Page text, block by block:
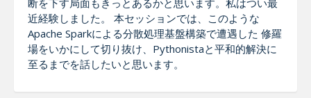
近経験しました。 本セッションでは、このような
Apache Sparkによる分散処理基盤構築で遭遇した 修羅
場をいかにして切り抜け、Pythonistaと平和的解決に
至るまでを話したいと思います。